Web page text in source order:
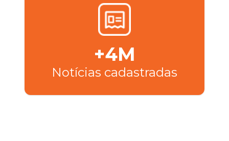
+4M
Notícias cadastradas